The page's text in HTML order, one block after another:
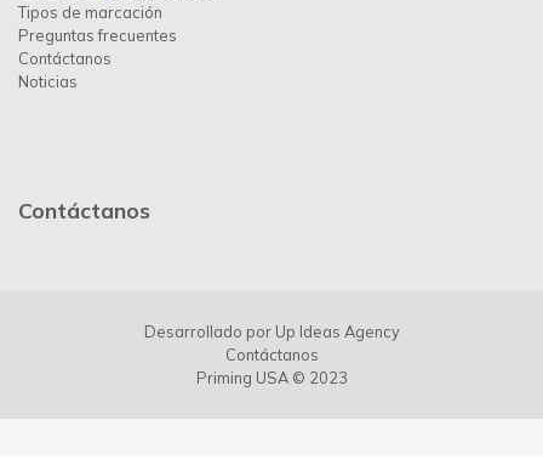
Tipos de marcación
Preguntas frecuentes
Contáctanos
Noticias
Contáctanos
Desarrollado por Up Ideas Agency
Contáctanos
Priming USA © 2023